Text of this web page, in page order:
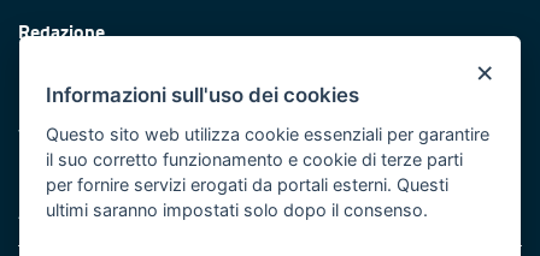
Redazione
Protezione civile
Vai al sito di Protezione Civile Puglia
Iniziativa finanziata con risorse del POR Puglia 2014/2020 -
Asse XI
×
Informazioni sull'uso dei cookies
Questo sito web utilizza cookie essenziali per garantire
il suo corretto funzionamento e cookie di terze parti
per fornire servizi erogati da portali esterni. Questi
ultimi saranno impostati solo dopo il consenso.